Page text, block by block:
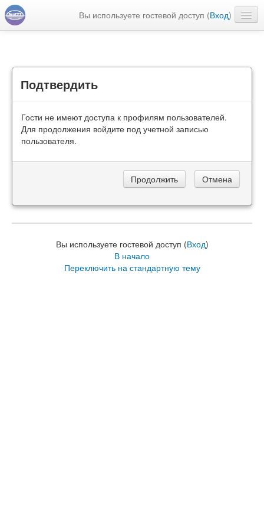
Вы используете гостевой доступ (Вход)
Подтвердить
Гости не имеют доступа к профилям пользователей.
Для продолжения войдите под учетной записью
пользователя.
Вы используете гостевой доступ (Вход)
В начало
Переключить на стандартную тему